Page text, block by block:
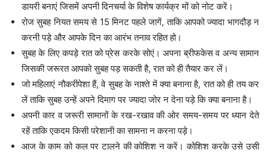
डायरी बनाएं जिसमें अपनी दिनचर्या के विशेष कार्यक्र मों को नोट करें।
रोज सुबह नियत समय से 15 मिनट पहले जागें, ताकि आपको ज्यादा भागदौड़ न
करनी पड़े और आपके दिन का आरंभ तनाव रहित हो।
सुबह के लिए कपड़े रात को प्रेस करके सोएं। अपना ब्रीफकेस व अन्य सामान
जिसकी जरूरत आपको सुबह पड़ सकती है, रात को ही तैयार कर लें।
जो महिलाएं नौकरीपेशा हैं, वे सुबह के नाश्ते में क्या बनाना है, रात को ही तय कर
लें ताकि सुबह उन्हें अपने दिमाग पर ज्यादा जोर न देना पड़े कि क्या बनाना है।
अपनी कार व जरूरी सामानों के रख-रखाव की ओर समय-समय पर ध्यान देते
रहें ताकि एकदम किसी परेशानी का सामना न करना पड़े।
आज के काम को कल पर टालने की कोशिश न करें। कोशिश करके उसे उसी